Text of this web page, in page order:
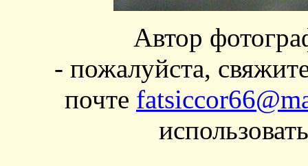
Автор
- пожалуйста,
почте